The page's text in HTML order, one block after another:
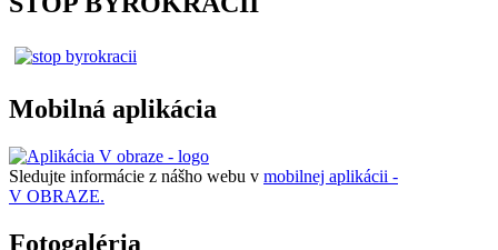
Mobilná aplikácia
Sledujte informácie z nášho webu v mobilnej aplikácii -
V OBRAZE.
Fotogaléria